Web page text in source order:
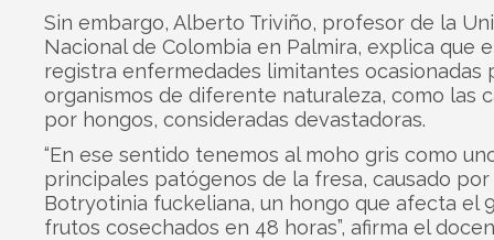
Sin embargo, Alberto Triviño, profesor de la
Nacional de Colombia en Palmira, explica que
registra enfermedades limitantes ocasionadas
organismos de diferente naturaleza, como las
por hongos, consideradas devastadoras.
“En ese sentido tenemos al moho gris como
principales patógenos de la fresa, causado por
Botryotinia fuckeliana, un hongo que afecta el
frutos cosechados en 48 horas”, afirma el